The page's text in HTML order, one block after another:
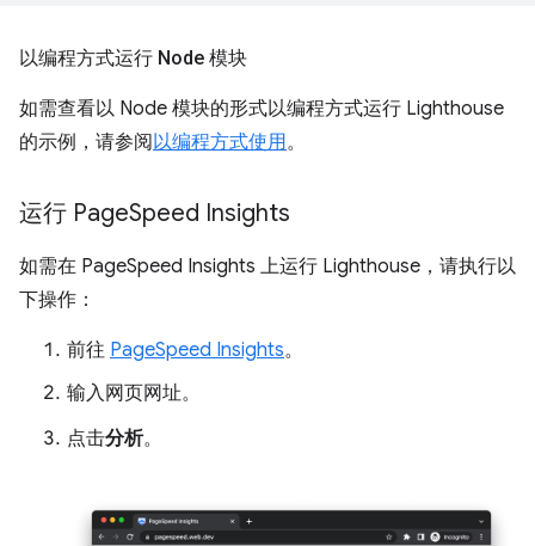
以编程方式运行 Node 模块
如需查看以 Node 模块的形式以编程方式运行 Lighthouse
的示例，请参阅以编程方式使用。
运行 PageSpeed Insights
如需在 PageSpeed Insights 上运行 Lighthouse，请执行以
下操作：
前往 PageSpeed Insights。
输入网页网址。
点击分析。